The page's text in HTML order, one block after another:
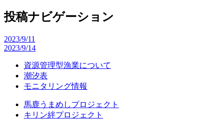
投稿ナビゲーション
2023/9/11
2023/9/14
資源管理型漁業について
潮汐表
モニタリング情報
馬鹿うまめしプロジェクト
キリン絆プロジェクト